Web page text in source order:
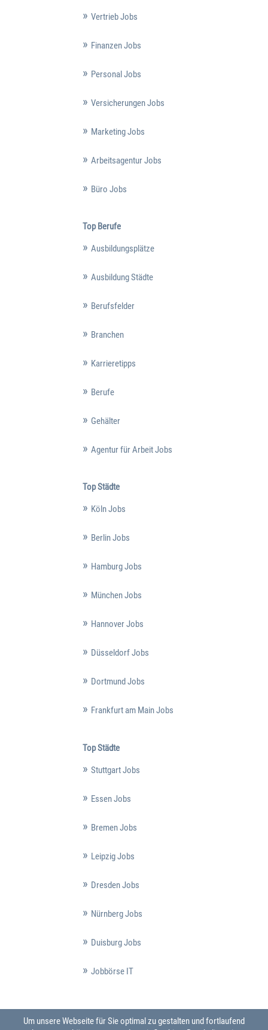
Vertrieb Jobs
Finanzen Jobs
Personal Jobs
Versicherungen Jobs
Marketing Jobs
Arbeitsagentur Jobs
Büro Jobs
Top Berufe
Ausbildungsplätze
Ausbildung Städte
Berufsfelder
Branchen
Karrieretipps
Berufe
Gehälter
Agentur für Arbeit Jobs
Top Städte
Köln Jobs
Berlin Jobs
Hamburg Jobs
München Jobs
Hannover Jobs
Düsseldorf Jobs
Dortmund Jobs
Frankfurt am Main Jobs
Top Städte
Stuttgart Jobs
Essen Jobs
Bremen Jobs
Leipzig Jobs
Dresden Jobs
Nürnberg Jobs
Duisburg Jobs
Jobbörse IT
Um unsere Webseite für Sie optimal zu gestalten und fortlaufend